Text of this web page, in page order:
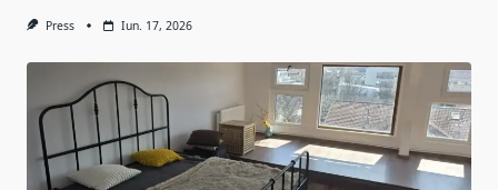
Press Iun. 17, 2026